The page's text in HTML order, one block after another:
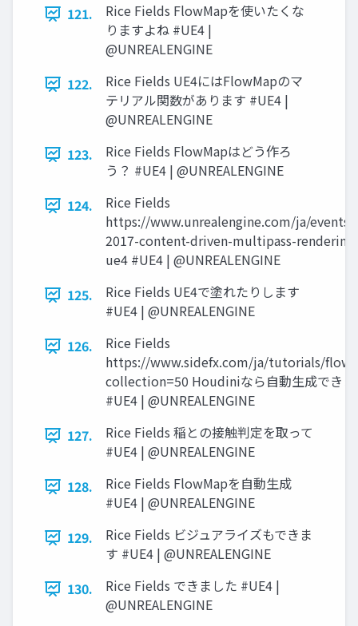
121.
Rice Fields FlowMapを使いたくな
りますよね #UE4 |
@UNREALENGINE
122.
Rice Fields UE4にはFlowMapのマ
テリアル関数があります #UE4 |
@UNREALENGINE
123.
Rice Fields FlowMapはどう作ろ
う？ #UE4 | @UNREALENGINE
124.
Rice Fields
https://www.unrealengine.com/ja/events/
2017-content-driven-multipass-
ue4 #UE4 | @UNREALENGINE
125.
Rice Fields UE4で塗れたりします
#UE4 | @UNREALENGINE
126.
Rice Fields
https://www.sidefx.com/ja/tutorials/
collection=50 Houdiniなら自動生成でき
#UE4 | @UNREALENGINE
127.
Rice Fields 稲との接触判定を取って
#UE4 | @UNREALENGINE
128.
Rice Fields FlowMapを自動生成
#UE4 | @UNREALENGINE
129.
Rice Fields ビジュアライズもできま
す #UE4 | @UNREALENGINE
130.
Rice Fields できました #UE4 |
@UNREALENGINE